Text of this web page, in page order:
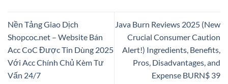
Nền Tảng Giao Dịch
Shopcoc.net – Website Bán
Acc CoC Được Tin Dùng 2025
Với Acc Chính Chủ Kèm Tư
Vấn 24/7
Java Burn Reviews 2025 (New
Crucial Consumer Caution
Alert!) Ingredients, Benefits,
Pros, Disadvantages, and
Expense BURN$ 39